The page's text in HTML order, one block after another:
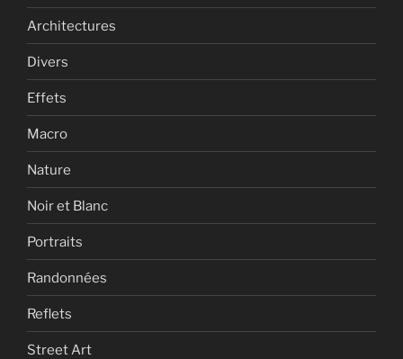
Architectures
Divers
Effets
Macro
Nature
Noir et Blanc
Portraits
Randonnées
Reflets
Street Art